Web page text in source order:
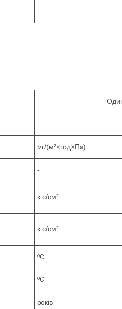
-
мг/(м²×год×Па)
-
кгс/см²
кгс/см²
ºС
ºС
років